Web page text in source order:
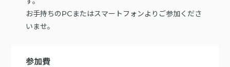
お手持ちのPCまたはスマートフォンよりご参加くださ
いませ。
参加費